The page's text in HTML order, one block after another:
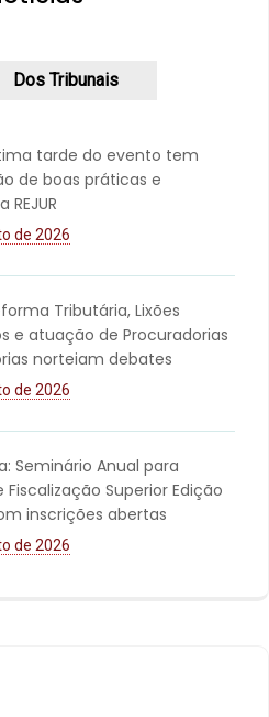
Dos Tribunais
tarde do evento tem
de boas práticas e
de 2026
Tributária, Lixões
e atuação de Procuradorias
norteiam debates
de 2026
Seminário Anual para
Fiscalização Superior Edição
inscrições abertas
de 2026